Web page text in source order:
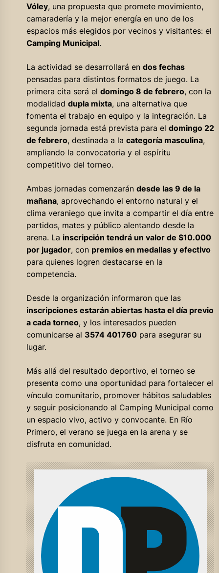
Vóley, una propuesta que promete movimiento,
camaradería y la mejor energía en uno de los
espacios más elegidos por vecinos y visitantes: el
Camping Municipal.
La actividad se desarrollará en dos fechas
pensadas para distintos formatos de juego. La
primera cita será el domingo 8 de febrero, con la
modalidad dupla mixta, una alternativa que
fomenta el trabajo en equipo y la integración. La
segunda jornada está prevista para el domingo 22
de febrero, destinada a la categoría masculina,
ampliando la convocatoria y el espíritu
competitivo del torneo.
Ambas jornadas comenzarán desde las 9 de la
mañana, aprovechando el entorno natural y el
clima veraniego que invita a compartir el día entre
partidos, mates y público alentando desde la
arena. La inscripción tendrá un valor de $10.000
por jugador, con premios en medallas y efectivo
para quienes logren destacarse en la
competencia.
Desde la organización informaron que las
inscripciones estarán abiertas hasta el día previo
a cada torneo, y los interesados pueden
comunicarse al 3574 401760para asegurar su
lugar.
Más allá del resultado deportivo, el torneo se
presenta como una oportunidad para fortalecer el
vínculo comunitario, promover hábitos saludables
y seguir posicionando al Camping Municipal como
un espacio vivo, activo y convocante. En Río
Primero, el verano se juega en la arena y se
disfruta en comunidad.